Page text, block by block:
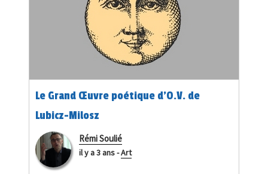
Le Grand Œuvre poétique d'O.V. de
Lubicz-Milosz
Rémi Soulié
il y a 3 ans-Art